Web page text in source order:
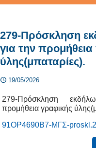
279-Πρόσκληση
για την
ύλης(μπαταρίες).
19/05/2026
279-Πρόσκληση
προμήθεια γραφικής
91ΟΡ4690Β7-ΜΓΣ-